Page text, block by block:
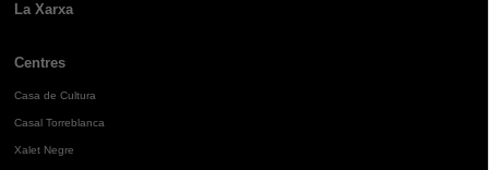
La Xarxa
Centres
Casa de Cultura
Casal Torreblanca
Xalet Negre